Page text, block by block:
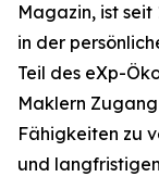
Magazin, ist
in der
Teil des eXp-
Maklern
Fähigkeiten zu
und